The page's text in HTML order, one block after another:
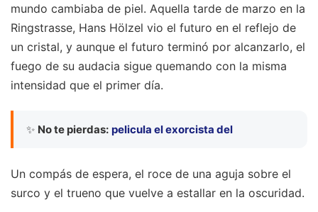
mundo cambiaba de piel. Aquella tarde de marzo en la
Ringstrasse, Hans Hölzel vio el futuro en el reflejo de
un cristal, y aunque el futuro terminó por alcanzarlo, el
fuego de su audacia sigue quemando con la misma
intensidad que el primer día.
✨ No te pierdas: pelicula el exorcista del
Un compás de espera, el roce de una aguja sobre el
surco y el trueno que vuelve a estallar en la oscuridad.